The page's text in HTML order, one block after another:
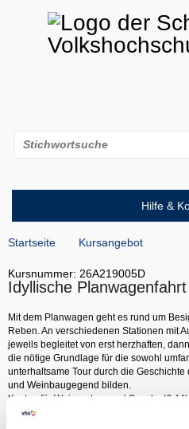
Hilfe &
Startseite Kursangebot
Kursnummer: 26A219005D
Idyllische
Mit dem Planwagen geht es rund um
Reben. An verschiedenen Stationen mit
jeweils begleitet von erst herzhaften,
die nötige Grundlage für die sowohl
unterhaltsame Tour durch die
und Weinbaugegend bilden.
Kosten für Weinproben und Snacks (€